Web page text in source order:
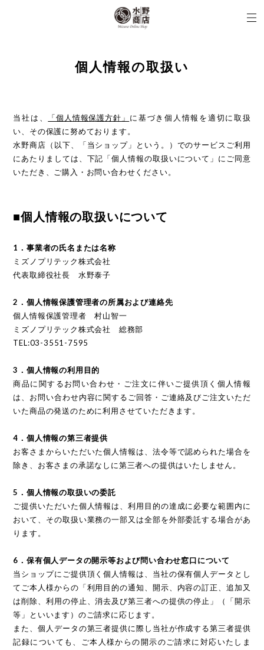
個人情報の取扱い
当社は、 「個人情報保護方針」 に基づき個人情報を適切に取扱
い、その保護に努めております。
水野商店（以下、「当ショップ」という。）でのサービスご利用
にあたりましては、下記「個人情報の取扱いについて」にご同意
いただき、ご購入・お問い合わせください。
■個人情報の取扱いについて
1．事業者の氏名または名称
ミズノプリテック株式会社
代表取締役社長 水野泰子
2．個人情報保護管理者の所属および連絡先
個人情報保護管理者 村山智一
ミズノプリテック株式会社 総務部
TEL:03-3551-7595
3．個人情報の利用目的
商品に関するお問い合わせ・ご注文に伴いご提供頂く個人情報
は、お問い合わせ内容に関するご回答・ご連絡及びご注文いただ
いた商品の発送のために利用させていただきます。
4．個人情報の第三者提供
お客さまからいただいた個人情報は、法令等で認められた場合を
除き、お客さまの承諾なしに第三者への提供はいたしません。
5．個人情報の取扱いの委託
ご提供いただいた個人情報は、利用目的の達成に必要な範囲内に
おいて、その取扱い業務の一部又は全部を外部委託する場合があ
ります。
6．保有個人データの開示等および問い合わせ窓口について
当ショップにご提供頂く個人情報は、当社の保有個人データとし
てご本人様からの「利用目的の通知、開示、内容の訂正、追加又
は削除、利用の停止、消去及び第三者への提供の停止」（「開示
等」といいます）のご請求に応じます。
また、個人データの第三者提供に際し当社が作成する第三者提供
記録についても、ご本人様からの開示のご請求に対応いたしま